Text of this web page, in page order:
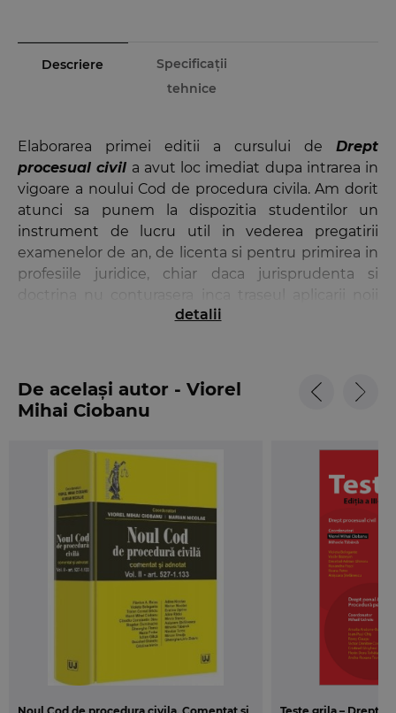
Descriere
Specificații
tehnice
Elaborarea primei editii a cursului de Drept
procesual civil a avut loc imediat dupa intrarea in
vigoare a noului Cod de procedura civila. Am dorit
atunci sa punem la dispozitia studentilor un
instrument de lucru util in vederea pregatirii
examenelor de an, de licenta si pentru primirea in
profesiile juridice, chiar daca jurisprudenta si
reglementari. Acum, dupa cativa ani de aplicare a
reglementare. Am apreciat ca este momentul sa
revenim cu o noua editie revazuta si adaugita
Am dorit sa pastram linia specifica unui curs de
adaugat, in special in notele de subsol, principalele
solutii dezvoltate in practica instantelor
si in
doctrina cu privire la unele dintre dispozitiile
noului Cod. De asemenea, am adaugat
grile noi
pentru testarea cunostintelor studentilor nostri.
Nu am dorit sa facem o analiza extinsa a
indepartat de obiectul principal de a oferi un
instrument de lucru pentru cunostintele de baza
specifice anului IV de studiu.
detalii
De același autor - Viorel
Mihai Ciobanu